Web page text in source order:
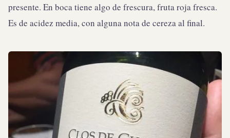
presente. En boca tiene algo de frescura, fruta roja fresca.
Es de acidez media, con alguna nota de cereza al final.